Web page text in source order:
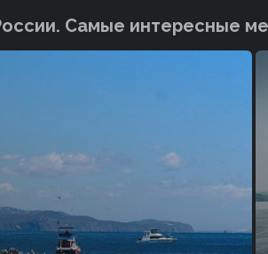
Cамые интересные